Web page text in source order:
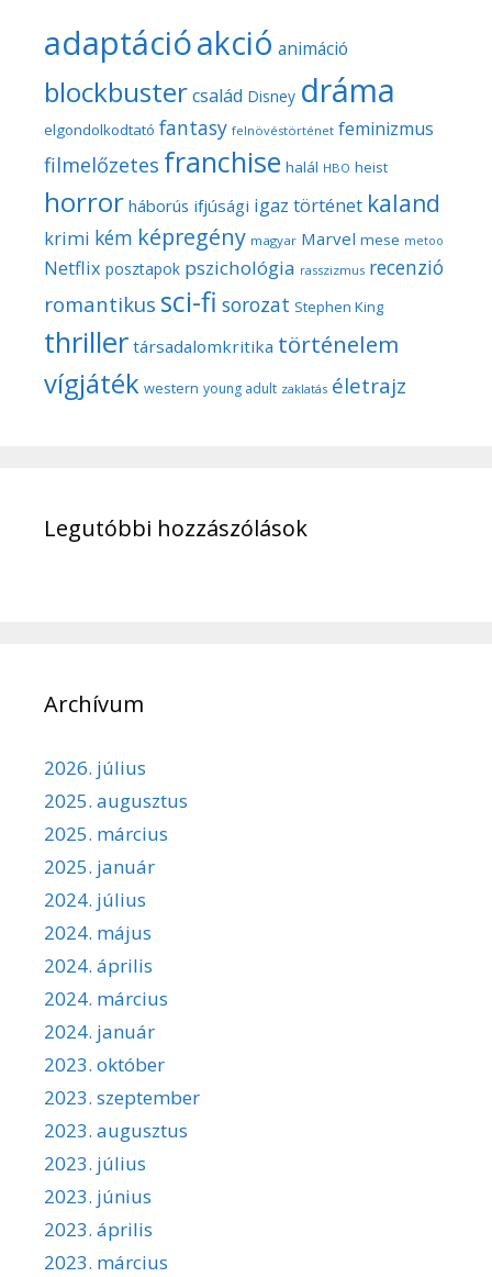
adaptációakció animáció
blockbustercsalád Disney dráma
elgondolkodtató fantasy felnövéstörténet feminizmus
filmelőzetes franchise halál HBO heist
horror háborús ifjúsági igaz történet kaland
krimi kém képregény magyar Marvel mese metoo
Netflix posztapok pszichológia rasszizmus recenzió
romantikus sci-fi sorozat Stephen King
thriller társadalomkritika történelem
vígjáték western young adult zaklatás életrajz
Legutóbbi hozzászólások
Archívum
2026. július
2025. augusztus
2025. március
2025. január
2024. július
2024. május
2024. április
2024. március
2024. január
2023. október
2023. szeptember
2023. augusztus
2023. július
2023. június
2023. április
2023. március